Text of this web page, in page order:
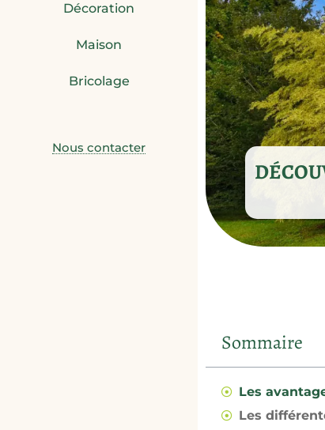
Décoration
Maison
Bricolage
Nous contacter
Sommaire
Les
Les